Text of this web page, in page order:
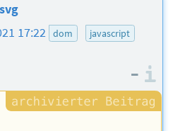
17:22 dom
javascript
–